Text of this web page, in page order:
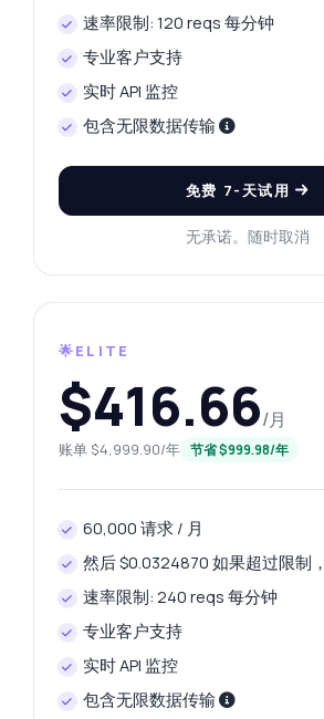
速率限制: 120 reqs 每分钟
专业客户支持
实时 API 监控
包含无限数据传输
免费 7-天试用
无承诺。随时取消
🌟ELITE
$416.66/月
账单 $4,999.90/年 节省 $999.98/年
60,000 请求 / 月
然后 $0.0324870 如果超过限制
速率限制: 240 reqs 每分钟
专业客户支持
实时 API 监控
包含无限数据传输
随便问